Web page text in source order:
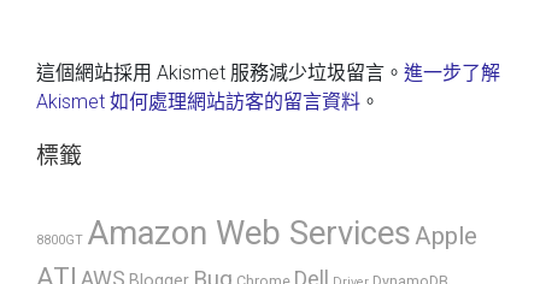
這個網站採用 Akismet 服務減少垃圾留言。 進一步了解
Akismet 如何處理網站訪客的留言資料 。
標籤
8800GT Amazon Web Services Apple
ATI AWS Blogger Dell